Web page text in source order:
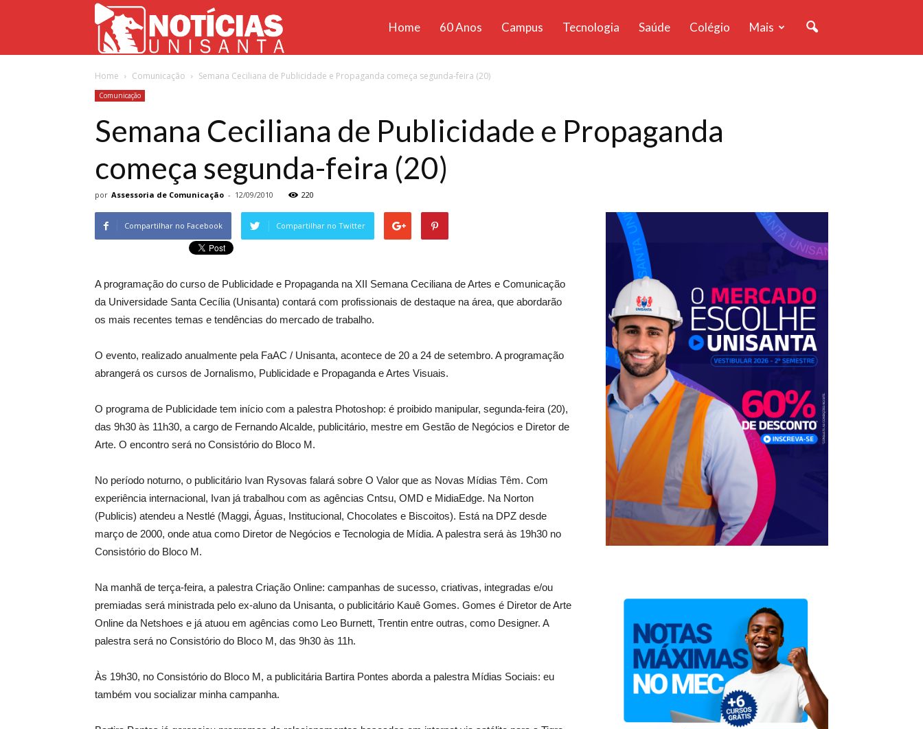
Unisanta
Home 60 Anos Campus Tecnologia Saúde Colégio Mais
Home Comunicação Semana Ceciliana de Publicidade e Propaganda começa segunda-feira (20)
Comunicação
Semana Ceciliana de Publicidade e Propaganda
começa segunda-feira (20)
por Assessoria de Comunicação - 12/09/2010 220
Compartilhar no Facebook Compartilhar no Twitter
A programação do curso de Publicidade e Propaganda na XII Semana Ceciliana de Artes e Comunicação
da Universidade Santa Cecília (Unisanta) contará com profissionais de destaque na área, que abordarão
os mais recentes temas e tendências do mercado de trabalho.
O evento, realizado anualmente pela FaAC / Unisanta, acontece de 20 a 24 de setembro. A programação
abrangerá os cursos de Jornalismo, Publicidade e Propaganda e Artes Visuais.
O programa de Publicidade tem início com a palestra Photoshop: é proibido manipular, segunda-feira (20),
das 9h30 às 11h30, a cargo de Fernando Alcalde, publicitário, mestre em Gestão de Negócios e Diretor de
Arte. O encontro será no Consistório do Bloco M.
No período noturno, o publicitário Ivan Rysovas falará sobre O Valor que as Novas Mídias Têm. Com
experiência internacional, Ivan já trabalhou com as agências Cntsu, OMD e MidiaEdge. Na Norton
(Publicis) atendeu a Nestlé (Maggi, Águas, Institucional, Chocolates e Biscoitos). Está na DPZ desde
março de 2000, onde atua como Diretor de Negócios e Tecnologia de Mídia. A palestra será às 19h30 no
Consistório do Bloco M.
Na manhã de terça-feira, a palestra Criação Online: campanhas de sucesso, criativas, integradas e/ou
premiadas será ministrada pelo ex-aluno da Unisanta, o publicitário Kauê Gomes. Gomes é Diretor de Arte
Online da Netshoes e já atuou em agências como Leo Burnett, Trentin entre outras, como Designer. A
palestra será no Consistório do Bloco M, das 9h30 às 11h.
Às 19h30, no Consistório do Bloco M, a publicitária Bartira Pontes aborda a palestra Mídias Sociais: eu
também vou socializar minha campanha.